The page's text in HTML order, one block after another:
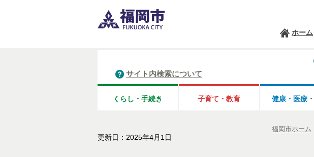
ホーム
サイト内検索について
くらし・手続き 子育て・教育 健康・医療・
福岡市ホーム
更新日：2025年4月1日